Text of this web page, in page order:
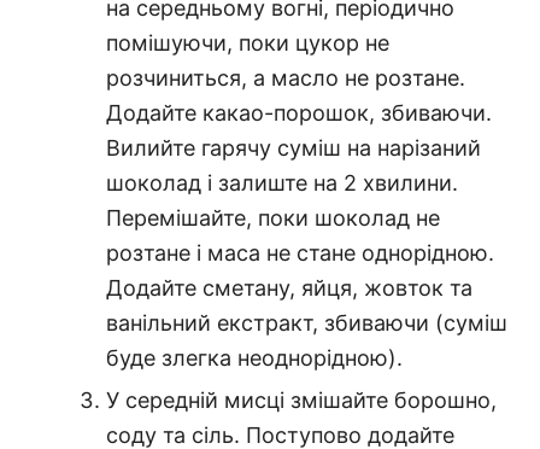
на середньому вогні, періодично
помішуючи, поки цукор не
розчиниться, а масло не розтане.
Додайте какао-порошок, збиваючи.
Вилийте гарячу суміш на нарізаний
шоколад і залиште на 2 хвилини.
Перемішайте, поки шоколад не
розтане і маса не стане однорідною.
Додайте сметану, яйця, жовток та
ванільний екстракт, збиваючи (суміш
буде злегка неоднорідною).
У середній мисці змішайте борошно,
соду та сіль. Поступово додайте